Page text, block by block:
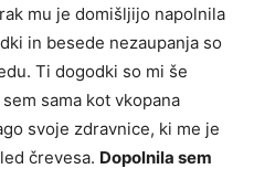
mu je domišljijo napolnila
in besede nezaupanja so
Ti dogodki so mi še
sama kot vkopana
svoje zdravnice, ki me je
črevesa. Dopolnila sem